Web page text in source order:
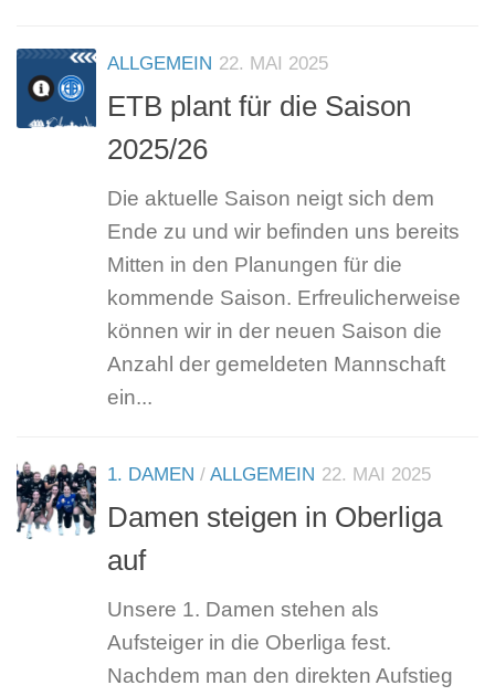
ALLGEMEIN 22. MAI 2025
ETB plant für die Saison
2025/26
Die aktuelle Saison neigt sich dem
Ende zu und wir befinden uns bereits
Mitten in den Planungen für die
kommende Saison. Erfreulicherweise
können wir in der neuen Saison die
Anzahl der gemeldeten Mannschaft
ein...
1. DAMEN / ALLGEMEIN 22. MAI 2025
Damen steigen in Oberliga
auf
Unsere 1. Damen stehen als
Aufsteiger in die Oberliga fest.
Nachdem man den direkten Aufstieg